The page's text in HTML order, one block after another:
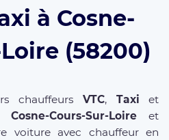
à Cosne-
(58200)
chauffeursVTC, Taxi et
Cosne-Cours-Sur-Loireet
voiture avec chauffeur en